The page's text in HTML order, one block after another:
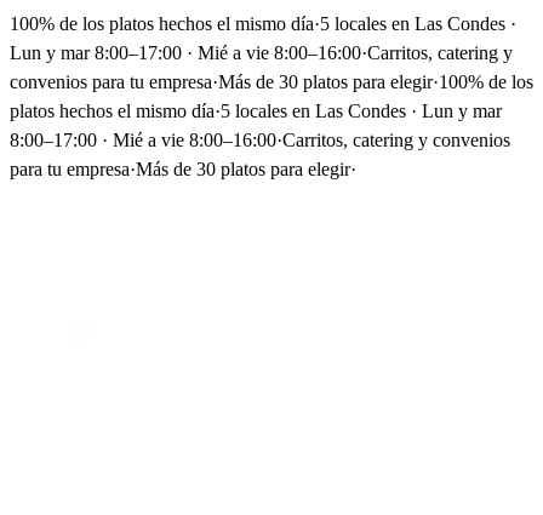
100% de los platos hechos el mismo día·5 locales en Las Condes ·
Lun y mar 8:00–17:00 · Mié a vie 8:00–16:00·Carritos, catering y
convenios para tu empresa·Más de 30 platos para elegir·100% de los
platos hechos el mismo día·5 locales en Las Condes · Lun y mar
8:00–17:00 · Mié a vie 8:00–16:00·Carritos, catering y convenios
para tu empresa·Más de 30 platos para elegir·